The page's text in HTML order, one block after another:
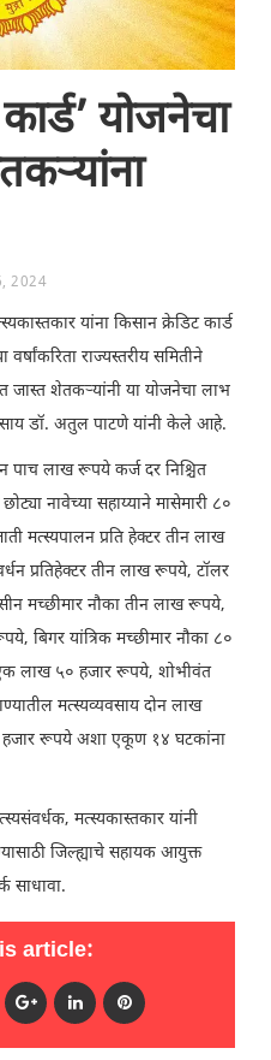
योजनेचा
2024
यांना किसान क्रेडिट कार्ड
राज्यस्तरीय समितीने
जास्त शेतकऱ्यांनी या योजनेचा लाभ
डॉ. अतुल पाटणे यांनी केले आहे.
पाच लाख रूपये कर्ज दर निश्च‍ित
नावेच्या सहाय्याने मासेमारी ८०
मत्स्यपालन प्रति हेक्टर तीन लाख
प्रतिहेक्टर तीन लाख रूपये, टॉलर
मच्छीमार नौका तीन लाख रूपये,
बिगर यांत्रिक मच्छीमार नौका ८०
लाख ५० हजार रूपये, शोभीवंत
मत्स्यव्यवसाय दोन लाख
हजार रूपये अशा एकूण १४ घटकांना
मत्स्यकास्तकार यांनी
जिल्ह्याचे सहायक आयुक्त
साधावा.
article: